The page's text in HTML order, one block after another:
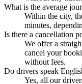
What is the average
Within the city,
minutes,
Is there a cancellation
We offer a
cancel your
without fees.
Do drivers speak
Yes, all our